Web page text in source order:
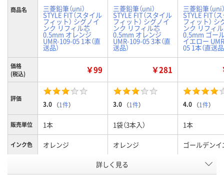
商品名 三菱鉛筆（uni）
STYLE FIT（スタイル
フィット） シグノイ
ンク リフィル芯
0.5mm オレンジ
UMR-109-05 1本（直
送品）
三菱鉛筆（uni）
STYLE FIT（スタイル
フィット） シグノイ
ンク リフィル芯
0.5mm オレンジ
UMR-109-05 3本（直
送品）
三菱鉛筆（uni
STYLE FIT（
フィット） シ
ンク リフィ
0.5mm ゴー
イエロー
05 1本（直送品
価格
(税込)
￥99 ￥281
評価
3.0 （1件） 3.0 （1件） 4.0 （1件）
販売単位 1本 1袋（3本入） 1本
インク色 オレンジ オレンジ ゴールデン
9833740 9328715
詳しく見る